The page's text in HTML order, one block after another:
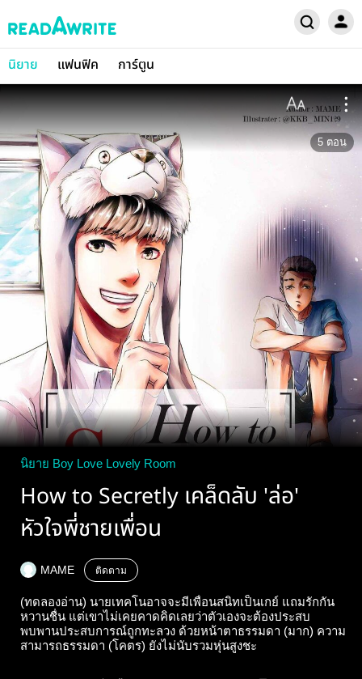
นิยาย แฟนฟิค การ์ตูน
5 ตอน
นิยาย Boy Love Lovely Room
How to Secretly เคล็ดลับ 'ล่อ'
หัวใจพี่ชายเพื่อน
MAME ติดตาม
(ทดลองอ่าน) นายเทคโนอาจจะมีเพื่อนสนิทเป็นเกย์ แถมรักกัน
หวานชื่น แต่เขาไม่เคยคาดคิดเลยว่าตัวเองจะต้องประสบ
พบพานประสบการณ์ถูกทะลวง ด้วยหน้าตาธรรมดา (มาก) ความ
สามารถธรรมดา (โคตร) ยังไม่นับรวมหุ่นสูงชะ